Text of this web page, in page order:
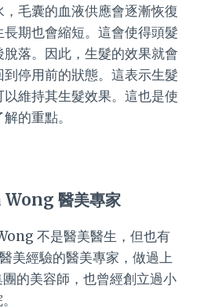
毛囊的血液供應會逐漸恢復
期也會縮短。這會使得頭髮
落。因此，生髮的效果就會
停用前的狀態。這表示生髮
維持其生髮效果。這也是使
的重點。
醫美專家
不是醫美醫生，但也有
美經驗的醫美專家，做過上
的美容師，也曾經創立過小